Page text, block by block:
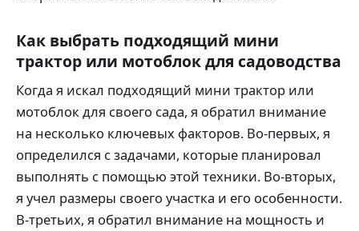
Как выбрать подходящий мини
трактор или мотоблок для садоводства
Когда я искал подходящий мини трактор или
мотоблок для своего сада, я обратил внимание
на несколько ключевых факторов. Во-первых, я
определился с задачами, которые планировал
выполнять с помощью этой техники. Во-вторых,
я учел размеры своего участка и его особенности.
В-третьих, я обратил внимание на мощность и